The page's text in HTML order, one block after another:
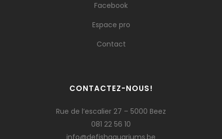
Facebook
Espace pro
Contact
CONTACTEZ-NOUS!
Rue de l’escalier 27 – 5000 Beez
081 22 56 10
info@defishaquariums.be